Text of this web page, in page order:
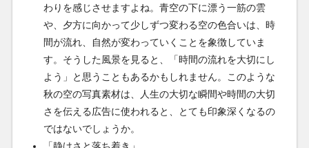
わりを感じさせますよね。青空の下に漂う一筋の雲
や、夕方に向かって少しずつ変わる空の色合いは、時
間が流れ、自然が変わっていくことを象徴していま
す。そうした風景を見ると、「時間の流れを大切にし
よう」と思うこともあるかもしれません。このような
秋の空の写真素材は、人生の大切な瞬間や時間の大切
さを伝える広告に使われると、とても印象深くなるの
ではないでしょうか。